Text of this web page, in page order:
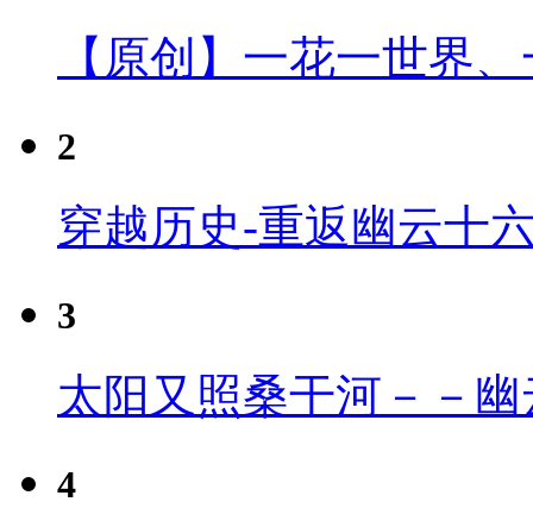
【原创】一花一世界
2
穿越历史-重返幽云十
3
太阳又照桑干河－－
4